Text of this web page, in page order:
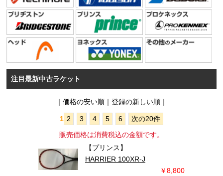
注目最新中古ラケット
｜ 価格の安い順 ｜登録の新しい順｜
1 2 3 4 5 6
次の20件
販売価格は消費税込の金額です。
【プリンス】
HARRIER 100XR-J
￥8,800